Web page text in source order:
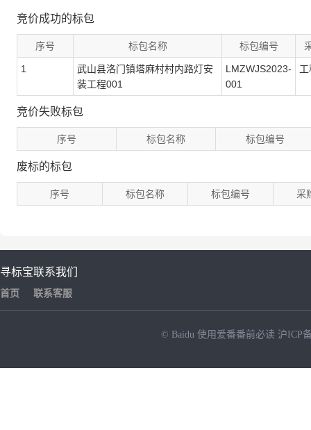
竞价成功的标包
序号 标包名称 标包编号
1
武山县洛门镇塔麻村村内路灯安
装工程001
LMZWJS2023-
001
竞价失败标包
序号 标包名称 标包编号
废标的标包
序号 标包名称 标包编号 采
寻标宝
首页
联系我们
联系客服
© Baidu 使用爱番番前必读 沪ICP